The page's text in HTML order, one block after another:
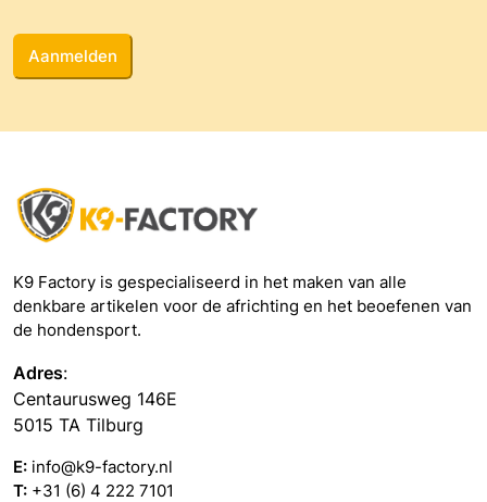
K9 Factory is gespecialiseerd in het maken van alle
denkbare artikelen voor de africhting en het beoefenen van
de hondensport.
Adres:
Centaurusweg 146E
5015 TA Tilburg
E: info@k9-factory.nl
T: +31 (6) 4 222 7101